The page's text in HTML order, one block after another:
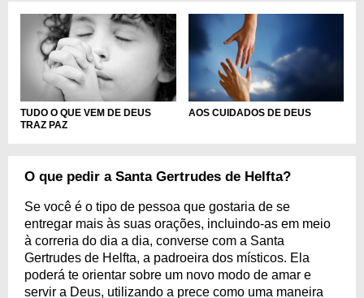
TUDO O QUE VEM DE DEUS
TRAZ PAZ
AOS CUIDADOS DE DEUS
O que pedir a Santa Gertrudes de Helfta?
Se você é o tipo de pessoa que gostaria de se
entregar mais às suas orações, incluindo-as em meio
à correria do dia a dia, converse com a Santa
Gertrudes de Helfta, a padroeira dos místicos. Ela
poderá te orientar sobre um novo modo de amar e
servir a Deus, utilizando a prece como uma maneira